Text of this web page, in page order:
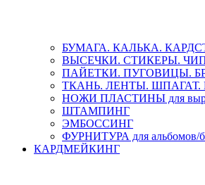
БУМАГА. КАЛЬКА.
ВЫСЕЧКИ. СТИКЕРЫ.
ПАЙЕТКИ. ПУГОВИЦЫ.
ТКАНЬ. ЛЕНТЫ. ШПАГАТ.
НОЖИ ПЛАСТИНЫ для
ШТАМПИНГ
ЭМБОССИНГ
ФУРНИТУРА для альбомов/
КАРДМЕЙКИНГ